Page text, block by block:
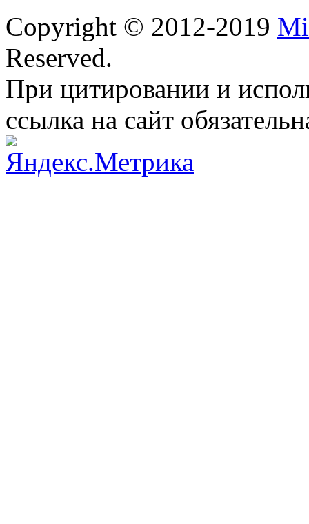
Copyright © 2012-2019
Reserved.
При цитировании и
ссылка на сайт